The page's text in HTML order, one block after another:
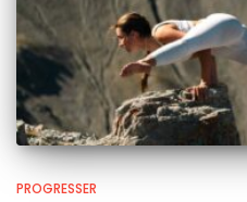
PROGRESSER